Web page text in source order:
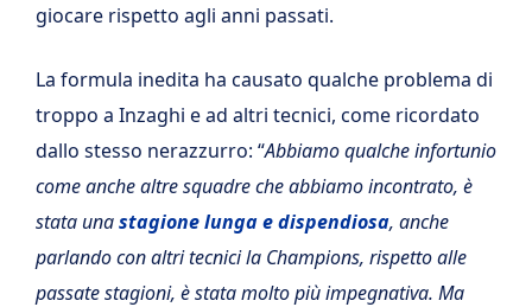
giocare rispetto agli anni passati.
La formula inedita ha causato qualche problema di
troppo a Inzaghi e ad altri tecnici, come ricordato
dallo stesso nerazzurro: “Abbiamo qualche infortunio
come anche altre squadre che abbiamo incontrato, è
stata unastagione lunga e dispendiosa, anche
parlando con altri tecnici la Champions, rispetto alle
passate stagioni, è stata molto più impegnativa. Ma